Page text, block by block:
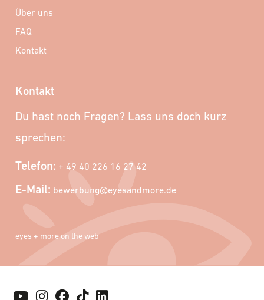
Über uns
FAQ
Kontakt
Kontakt
Du hast noch Fragen? Lass uns doch kurz
sprechen:
Telefon: + 49 40 226 16 27 42
E-Mail: bewerbung@eyesandmore.de
eyes + more on the web